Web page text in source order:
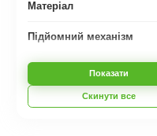
Матеріал
Підйомний механізм
Скинути все
Показати